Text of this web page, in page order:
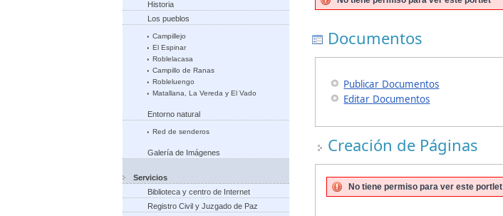
Historia
Los pueblos
Campillejo
El Espinar
Roblelacasa
Campillo de Ranas
Robleluengo
Matallana, La Vereda y El Vado
Entorno natural
Red de senderos
Galería de Imágenes
Servicios
Biblioteca y centro de Internet
Registro Civil y Juzgado de Paz
Documentos
Publicar Documentos
Editar Documentos
Creación de Páginas
No tiene permiso para ver este portlet